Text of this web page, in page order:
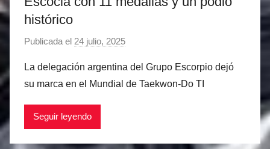
histórico
Publicada el 24 julio, 2025
r
M
La delegación argentina del Grupo Escorpio dejó
su marca en el Mundial de Taekwon-Do TI
Seguir leyendo